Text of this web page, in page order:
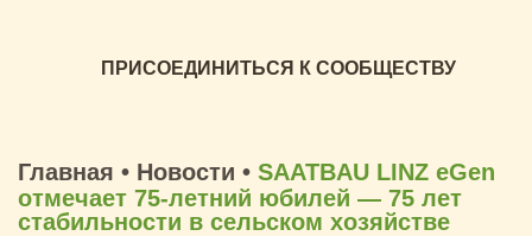
ПРИСОЕДИНИТЬСЯ К СООБЩЕСТВУ
Главная • Новости • SAATBAU LINZ eGen
отмечает 75-летний юбилей — 75 лет
стабильности в сельском хозяйстве